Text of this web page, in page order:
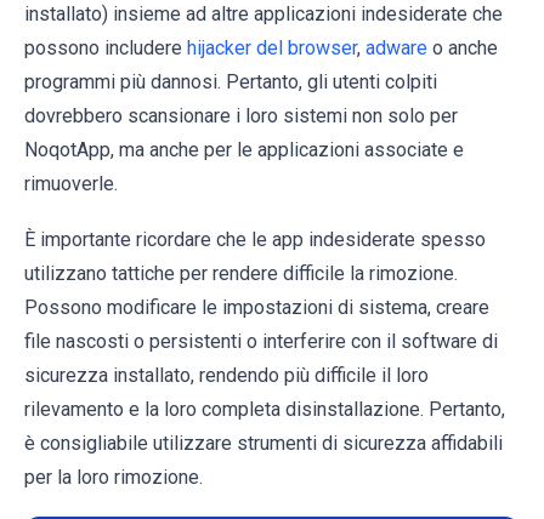
installato) insieme ad altre applicazioni indesiderate che
possono includere hijacker del browser, adware o anche
programmi più dannosi. Pertanto, gli utenti colpiti
dovrebbero scansionare i loro sistemi non solo per
NoqotApp, ma anche per le applicazioni associate e
rimuoverle.
È importante ricordare che le app indesiderate spesso
utilizzano tattiche per rendere difficile la rimozione.
Possono modificare le impostazioni di sistema, creare
file nascosti o persistenti o interferire con il software di
sicurezza installato, rendendo più difficile il loro
rilevamento e la loro completa disinstallazione. Pertanto,
è consigliabile utilizzare strumenti di sicurezza affidabili
per la loro rimozione.